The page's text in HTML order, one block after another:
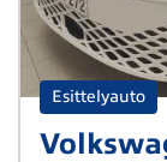
Esittelyauto